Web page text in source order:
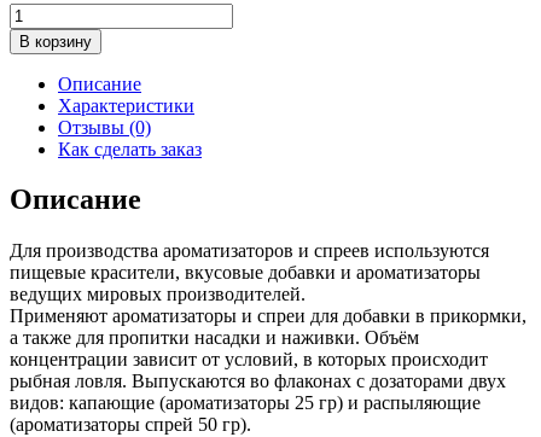
Количество
товара
Ароматизатор
спрей
запахом
клубники
В корзину
Описание
Характеристики
Отзывы (0)
Как сделать заказ
Описание
Для производства ароматизаторов и спреев используются
пищевые красители, вкусовые добавки и ароматизаторы
ведущих мировых производителей.
Применяют ароматизаторы и спреи для добавки в прикормки,
а также для пропитки насадки и наживки. Объём
концентрации зависит от условий, в которых происходит
рыбная ловля. Выпускаются во флаконах с дозаторами двух
видов: капающие (ароматизаторы 25 гр) и распыляющие
(ароматизаторы спрей 50 гр).